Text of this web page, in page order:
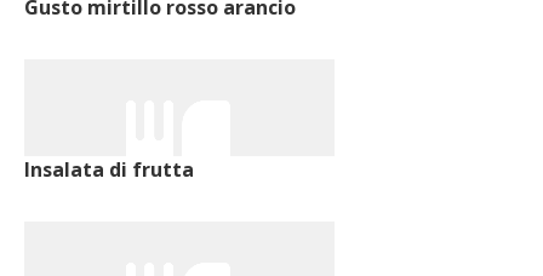
Gusto mirtillo rosso arancio
Insalata di frutta